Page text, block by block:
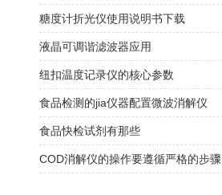
糖度计折光仪使用说明书下载
液晶可调谐滤波器应用
纽扣温度记录仪的核心参数
食品检测的jia仪器配置微波消解仪
食品快检试剂有那些
COD消解仪的操作要遵循严格的步骤